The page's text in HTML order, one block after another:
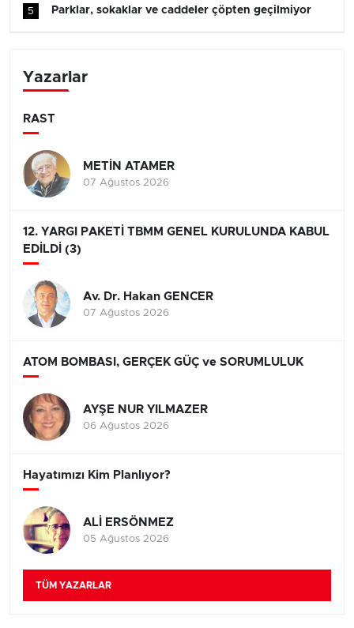
5 Parklar, sokaklar ve caddeler çöpten geçilmiyor
Yazarlar
RAST
METİN ATAMER
07 Ağustos 2026
12. YARGI PAKETİ TBMM GENEL KURULUNDA KABUL
EDİLDİ (3)
Av. Dr. Hakan GENCER
07 Ağustos 2026
ATOM BOMBASI, GERÇEK GÜÇ ve SORUMLULUK
AYŞE NUR YILMAZER
06 Ağustos 2026
Hayatımızı Kim Planlıyor?
ALİ ERSÖNMEZ
05 Ağustos 2026
TÜM YAZARLAR